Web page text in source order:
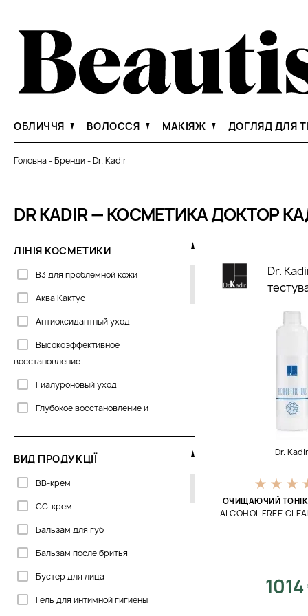
ОБЛИЧЧЯ ВОЛОССЯ МАКІЯЖ ДОГЛЯД ДЛЯ
Головна-Бренди-Dr. Kadir
DR KADIR — КОСМЕТИКА ДОКТОР
ЛІНІЯ КОСМЕТИКИ
B3 для проблемной кожи
Аква Кактус
Антиоксидантный уход
Высокоэффективное
восстановление
Гиалуроновый уход
Глубокое восстановление и
ВИД ПРОДУКЦІЇ
BB-крем
CC-крем
Бальзам для губ
Бальзам после бритья
Бустер для лица
Гель для интимной гигиены
Dr.
Dr. Kadir
ОЧИЩАЮЧИЙ ТОНІК
ALCOHOL FREE